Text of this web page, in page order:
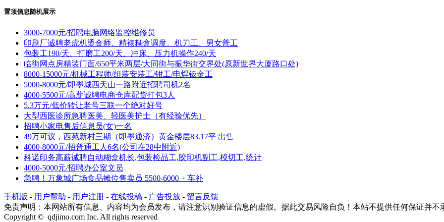
置顶信息随机展示
3000-7000元/招聘电脑网络监控维修员
印刷厂诚聘老虎机烫金师、精裱糊盒调度、机刀工、男女普工
包装工190/天、打磨工200/天、冲床、压力机操作240/天
临街网点房精装门面/650平米两层/大同街与振华街交界处(原新世界大厦路口处)
8000-15000元/机械工程师/组装安装工/钳工/电焊钣金工
5000-8000元/即墨城西天山一路附近招聘司机2名
4000-5500元/高薪诚聘电商仓库配货打包3人
5.3万元/低价转让老号三联一个绝对好号
大型西医诊所急聘医美、轻医美护士（有经验优先）
招聘小家电售后信息员(女)一名
49万可议，西苑新村三期（即墨通济）黄金楼层83.17平 出售
4000-8000元/招普通工人6名(公司在28中附近)
科诺印务高薪诚聘自动糊盒机长,包装检品工,胶印机副工,模切工,统计
4000-5000元/招聘办公室文员
急聘！万象城广场食品摊位售卖员 5500-6000 + 车补
手机版 - 用户帮助 - 用户注册 - 在线投稿 - 广告投放 - 留言反馈
免责声明：本网站所有信息、内容均为会员发布，请注意识别验证信息的虚假。据此交易风险自负！本站不提供任何保证并不
Copyright © qdjimo.com Inc. All rights reserved